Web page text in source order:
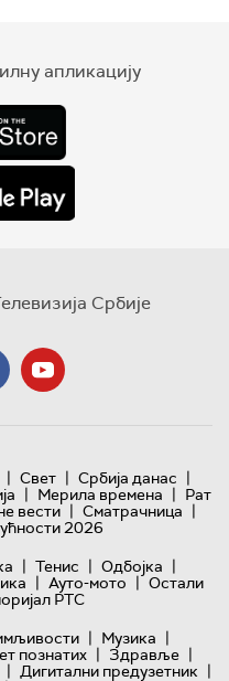
апликацију
Србије
| Свет | Србија данас |
| Мерила времена | Рат
вести | Сматрачница |
2026
| Тенис | Одбојка |
| Ауто-мото | Остали
РТС
| Музика |
познатих | Здравље |
| Дигитални предузетник |